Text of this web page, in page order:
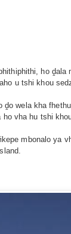
ho ḓala
u tshi khou
wela kha
vha hu tshi
mbonalo ya